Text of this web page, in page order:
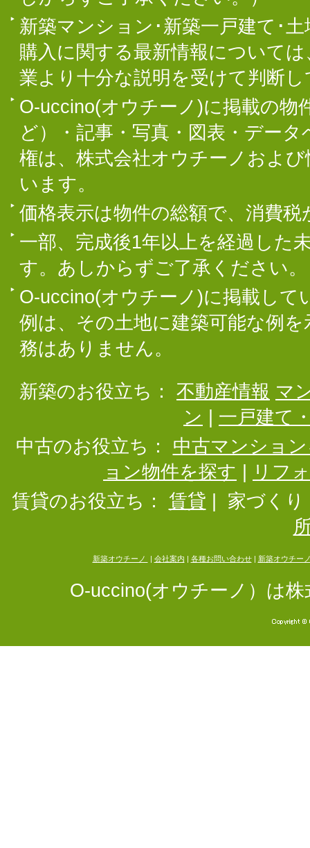
新築マンション･新築一戸建て･
購入に関する最新情報について
業より十分な説明を受けて判断
O-uccino(オウチーノ)に掲載の物
ど）・記事・写真・図表・デー
権は、株式会社オウチーノおよ
います。
価格表示は物件の総額で、消費
一部、完成後1年以上を経過した
す。あしからずご了承ください。
O-uccino(オウチーノ)に掲載して
例は、その土地に建築可能な例
務はありません。
新築のお役立ち： 不動産情報 マ
ン
一戸建て
中古のお役立ち：
中古マンショ
ョン物件を探す
リフ
賃貸のお役立ち：
賃貸
家づくり
新築オウチーノ 会社案内 各種お問い合わせ| 新築オウチー
O-uccino(オウチーノ）は